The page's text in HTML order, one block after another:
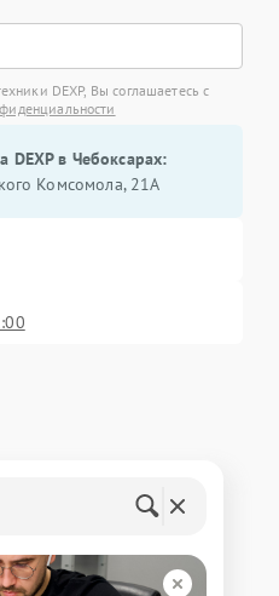
DEXP, Вы соглашаетесь с
DEXP в Чебоксарах:
Комсомола, 21А